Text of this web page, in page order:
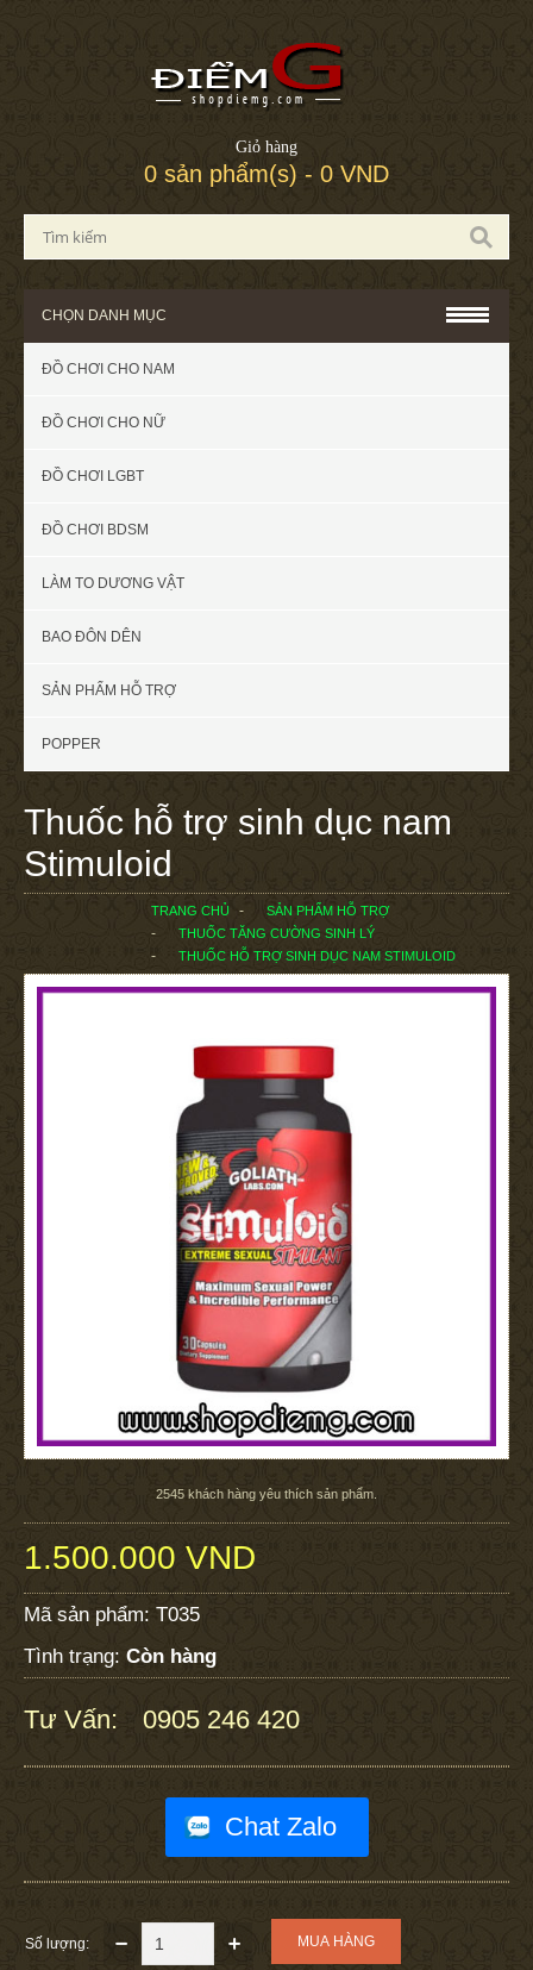
Giỏ hàng
0 sản phẩm(s) - 0 VND
CHỌN DANH MỤC
ĐỒ CHƠI CHO NAM
ĐỒ CHƠI CHO NỮ
ĐỒ CHƠI LGBT
ĐỒ CHƠI BDSM
LÀM TO DƯƠNG VẬT
BAO ĐÔN DÊN
SẢN PHẨM HỖ TRỢ
POPPER
Thuốc hỗ trợ sinh dục nam
Stimuloid
TRANG CHỦ
SẢN PHẨM HỖ TRỢ
THUỐC TĂNG CƯỜNG SINH LÝ
THUỐC HỖ TRỢ SINH DỤC NAM STIMULOID
2545 khách hàng yêu thích sản phẩm.
1.500.000 VND
Mã sản phẩm: T035
Tình trạng: Còn hàng
Tư Vấn: 0905 246 420
Chat Zalo
Số lượng: